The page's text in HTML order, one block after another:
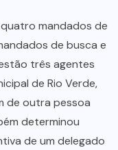
mandados de
de busca e
três agentes
de Rio Verde,
de outra pessoa
determinou
de um delegado